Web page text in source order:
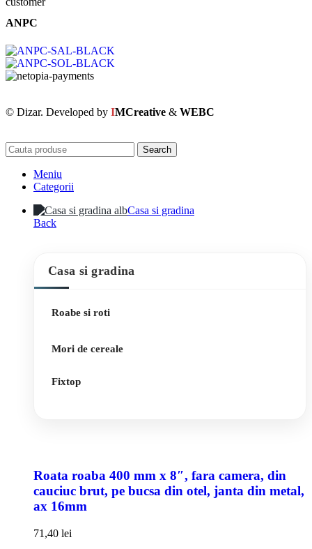
ANPC
© Dizar. Developed by IMCreative & WEBC
Search
Meniu
Categorii
Casa si gradina
Back
Casa si gradina
Roabe si roti
Mori de cereale
Fixtop
Roata roaba 400 mm x 8″, fara camera, din
cauciuc brut, pe bucsa din otel, janta din metal,
ax 16mm
71,40 lei